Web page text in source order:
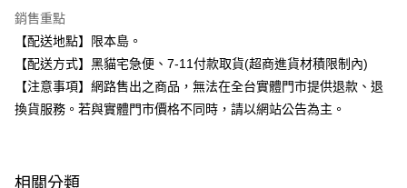
全盈+PAY
【大哥付你分期使用說明】
1.本服務由台灣大哥大提供，台灣大哥大用戶可立即使用無須另外申請。
3.實際核准額度、可分期數及費用金額請依後續交易確認頁面所載為準。
ATM付款
全家取貨付款
銷售重點
【配送地點】限本島。
【配送方式】黑貓宅急便、7-11付款取貨(超商進貨材積限制內)
【注意事項】網路售出之商品，無法在全台實體門市提供退款、退
換貨服務。若與實體門市價格不同時，請以網站公告為主。
相關分類